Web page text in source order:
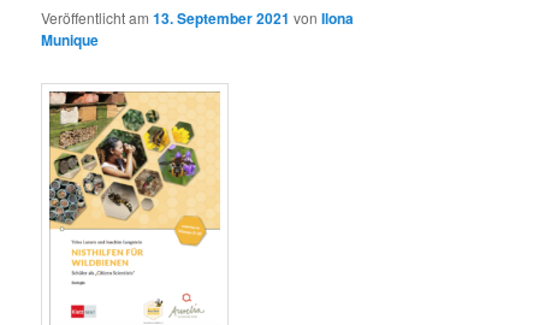
Veröffentlicht am13. September 2021 vonIlona
Munique